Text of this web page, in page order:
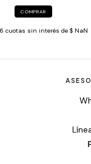
COMPRAR
6 cuotas sin interés de $ NaN